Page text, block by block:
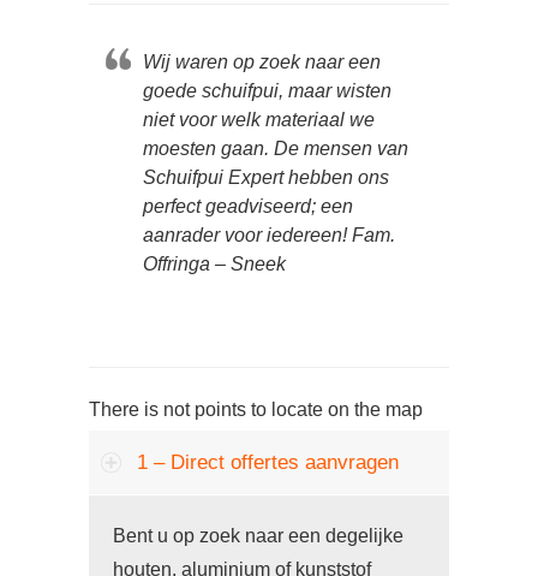
Wij waren op zoek naar een
goede schuifpui, maar wisten
niet voor welk materiaal we
moesten gaan. De mensen van
Schuifpui Expert hebben ons
perfect geadviseerd; een
aanrader voor iedereen! Fam.
Offringa – Sneek
There is not points to locate on the map
1 – Direct offertes aanvragen
Bent u op zoek naar een degelijke
houten, aluminium of kunststof